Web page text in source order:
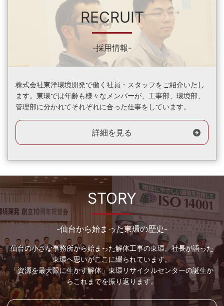
RECRUIT
-採用情報-
株式会社東洋環境開発で働く社員・スタッフをご紹介いたし
ます。東環では年齢も様々なメンバーが、工事部、環境部、
管理部に分かれてそれぞれに合った仕事をしています。
詳細を見る
STORY
-仙台から始まった東環の歴史-
仙台の小さな事務所から始まった解体工事の東環。社長が語った
東環へ思いがここに綴られています。
「資源を最大限に生かす解体」東環リサイクルセンターの誕生か
らこれまでを振り返ります。